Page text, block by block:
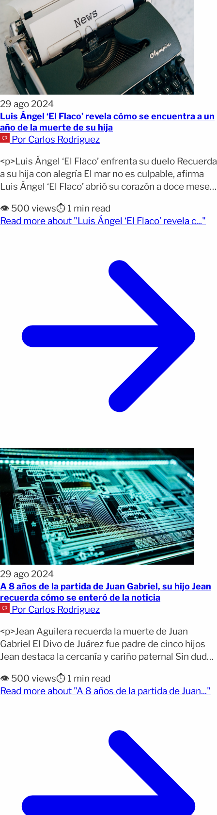
29 ago 2024
Luis Ángel ‘El Flaco’ revela cómo se encuentra a un
año de la muerte de su hija
Por Carlos Rodriguez
<p>Luis Ángel ‘El Flaco’ enfrenta su duelo Recuerda
a su hija con alegría El mar no es culpable, afirma
Luis Ángel ‘El Flaco’ abrió su corazón a doce meses
que María Fernanda se ahogó en una playa de
Sinaloa el 14 de agosto del 2023. El cantante
👁️ 500 views⏱️ 1 min read
Read more about "Luis Ángel ‘El Flaco’ revela c..."
29 ago 2024
A 8 años de la partida de Juan Gabriel, su hijo Jean
recuerda cómo se enteró de la noticia
Por Carlos Rodriguez
<p>Jean Aguilera recuerda la muerte de Juan
Gabriel El Divo de Juárez fue padre de cinco hijos
Jean destaca la cercanía y cariño paternal Sin duda,
los tiempos de México. Por desgracia, Alberto
Aguilera Valadez, su nombre verdadero, falleció el
👁️ 500 views⏱️ 1 min read
Read more about "A 8 años de la partida de Juan..."